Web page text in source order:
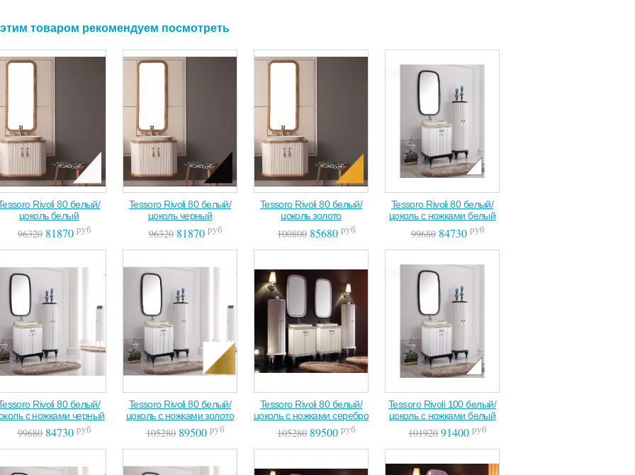
товаром рекомендуем посмотреть
Rivoli 80 белый/
цоколь белый
9632081870 руб
Tessoro Rivoli 80 белый/
цоколь черный
9632081870 руб
Tessoro Rivoli 80 белый/
цоколь золото
100800 85680 руб
Tessoro Rivoli 80 белый/
цоколь с ножками белый
9968084730 руб
Rivoli 80 белый/
с ножками черный
9968084730 руб
Tessoro Rivoli 80 белый/
цоколь с ножками золото
105280 89500 руб
Tessoro Rivoli 80 белый/
цоколь с ножками серебро
105280 89500 руб
Tessoro Rivoli 100 белый/
цоколь с ножками белый
101920 91400 руб